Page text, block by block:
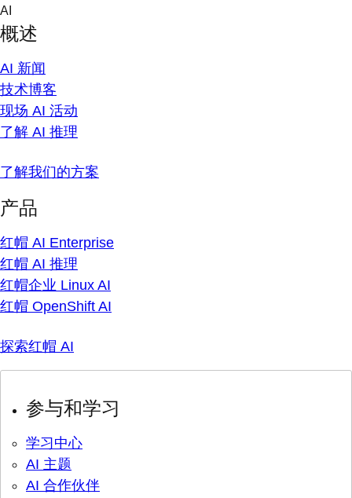
Skip
content
AI
概述
AI 新闻
技术博客
现场 AI 活动
了解 AI 推理
了解我们的方案
产品
红帽 AI Enterprise
红帽 AI 推理
红帽企业 Linux AI
红帽 OpenShift AI
探索红帽 AI
参与和学习
学习中心
AI 主题
AI 合作伙伴